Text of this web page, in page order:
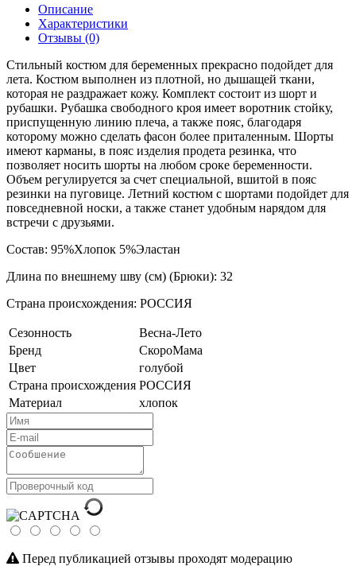
Описание
Характеристики
Отзывы (0)
Стильный костюм для беременных прекрасно подойдет для
лета. Костюм выполнен из плотной, но дышащей ткани,
которая не раздражает кожу. Комплект состоит из шорт и
рубашки. Рубашка свободного кроя имеет воротник стойку,
приспущенную линию плеча, а также пояс, благодаря
которому можно сделать фасон более приталенным. Шорты
имеют карманы, в пояс изделия продета резинка, что
позволяет носить шорты на любом сроке беременности.
Объем регулируется за счет специальной, вшитой в пояс
резинки на пуговице. Летний костюм с шортами подойдет для
повседневной носки, а также станет удобным нарядом для
встречи с друзьями.
Состав: 95%Хлопок 5%Эластан
Длина по внешнему шву (см) (Брюки): 32
Страна происхождения: РОССИЯ
Сезонность
Весна-Лето
Бренд
СкороМама
Цвет
голубой
Страна происхождения РОССИЯ
Материал
хлопок
Перед публикацией отзывы проходят модерацию